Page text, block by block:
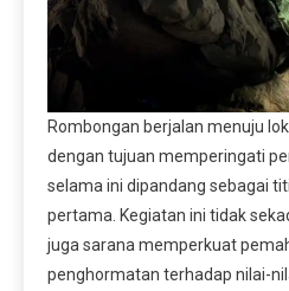
Rombongan berjalan menuju
dengan tujuan memperingati
selama ini dipandang sebagai
pertama. Kegiatan ini tidak
juga sarana memperkuat
penghormatan terhadap nilai-